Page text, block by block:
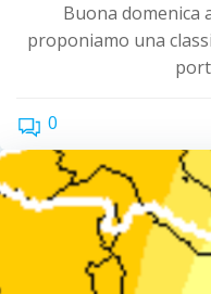
Buona domenica
proponiamo una
0